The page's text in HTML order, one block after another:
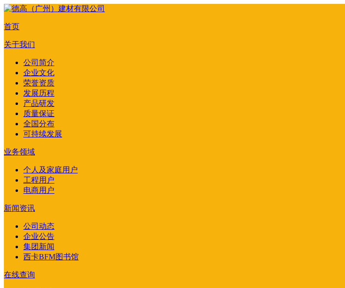
首页
关于我们
公司简介
企业文化
荣誉资质
发展历程
产品研发
质量保证
全国分布
可持续发展
业务领域
个人及家庭用户
工程用户
电商用户
新闻资讯
公司动态
企业公告
集团新闻
西卡BFM图书馆
在线查询